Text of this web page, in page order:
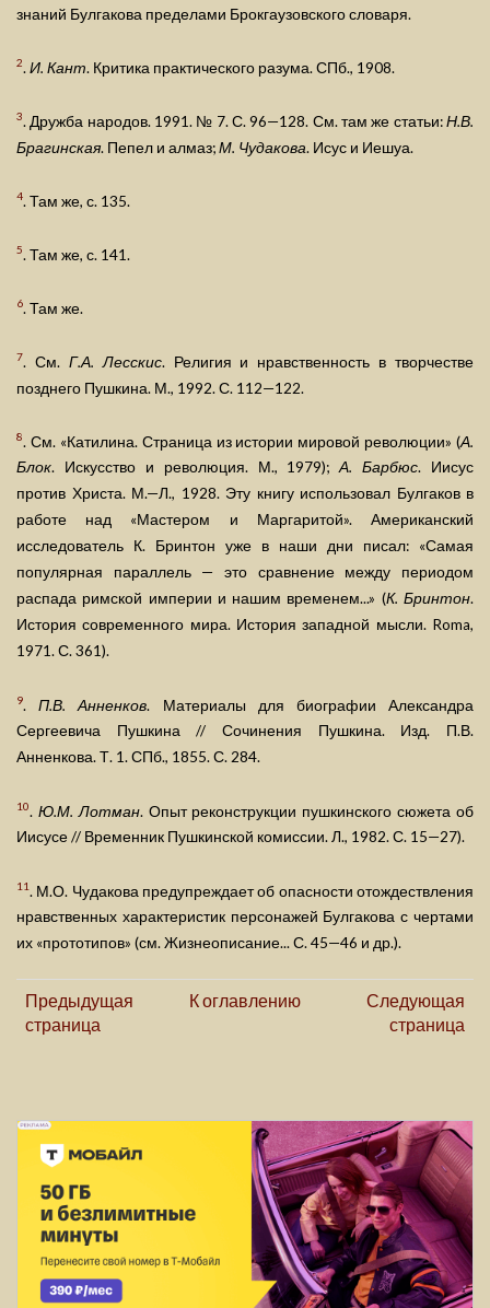
знаний Булгакова пределами Брокгаузовского словаря.
2.И. Кант. Критика практического разума. СПб., 1908.
3. Дружба народов. 1991. № 7. С. 96—128. См. там же статьи:Н.В.
Брагинская. Пепел и алмаз;М. Чудакова. Исус и Иешуа.
4. Там же, с. 135.
5. Там же, с. 141.
6. Там же.
7. См. Г.А. Лесскис. Религия и нравственность в творчестве
позднего Пушкина. М., 1992. С. 112—122.
8. См. «Катилина. Страница из истории мировой революции» (А.
Блок. Искусство и революция. М., 1979);А. Барбюс. Иисус
против Христа. М.—Л., 1928. Эту книгу использовал Булгаков в
работе над «Мастером и Маргаритой». Американский
исследователь К. Бринтон уже в наши дни писал: «Самая
популярная параллель — это сравнение между периодом
распада римской империи и нашим временем...» (К. Бринтон.
История современного мира. История западной мысли. Roma,
1971. С. 361).
9.П.В. Анненков. Материалы для биографии Александра
Сергеевича Пушкина // Сочинения Пушкина. Изд. П.В.
Анненкова. Т. 1. СПб., 1855. С. 284.
10. Ю.М. Лотман. Опыт реконструкции пушкинского сюжета об
Иисусе // Временник Пушкинской комиссии. Л., 1982. С. 15—27).
11. М.О. Чудакова предупреждает об опасности отождествления
нравственных характеристик персонажей Булгакова с чертами
их «прототипов» (см. Жизнеописание... С. 45—46 и др.).
Предыдущая
страница
К оглавлению
Следующая
страница